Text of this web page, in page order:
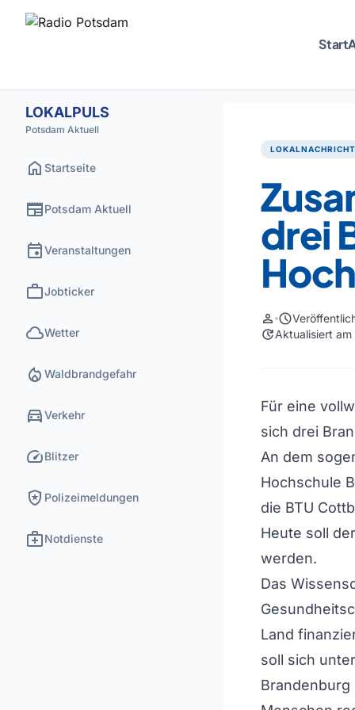
Start
LOKALPULS
Potsdam Aktuell
home Startseite
newspaperPotsdam Aktuell
eventVeranstaltungen
workJobticker
cloudWetter
local_fire_department Waldbrandgefahr
directions_carVerkehr
speedBlitzer
local_police Polizeimeldungen
medical_servicesNotdienste
drei
person schedule
updateAktualisiert am
Für eine
sich drei
An dem
Hochschule
die BTU
Heute soll
werden.
Das
Land
soll sich